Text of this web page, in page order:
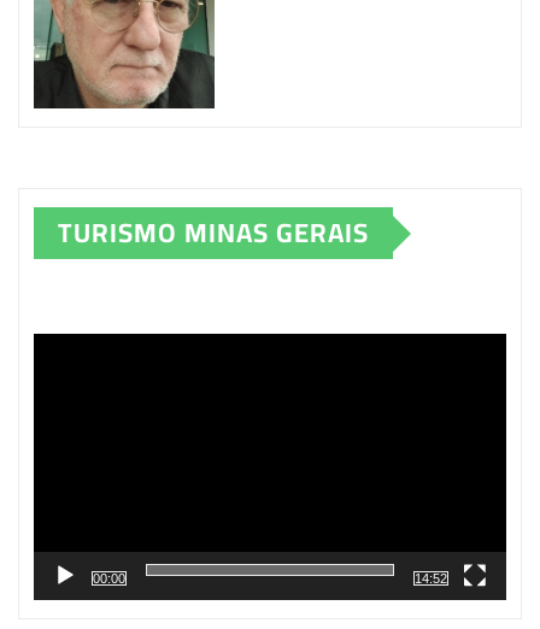
TURISMO MINAS GERAIS
00:00 14:52